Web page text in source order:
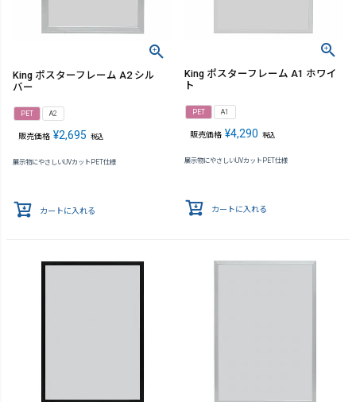
King ポスターフレーム A2 シル
バー
PET A2
販売価格 ¥2,695 税込
展示物にやさしいUVカットPET仕様
カートに入れる
King ポスターフレーム A1 ホワイ
ト
PET A1
販売価格 ¥4,290 税込
展示物にやさしいUVカットPET仕様
カートに入れる